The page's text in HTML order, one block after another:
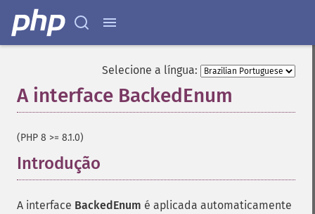
Selecione a língua:
A interface BackedEnum
(PHP 8 >= 8.1.0)
Introdução
A interface BackedEnum é aplicada automaticamente